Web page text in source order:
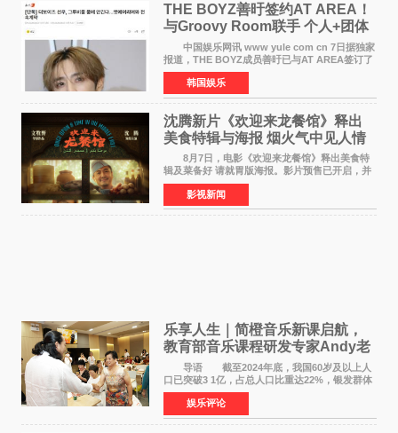
THE BOYZ善旴签约AT AREA！
与Groovy Room联手 个人+团体
活动并行
中国娱乐网讯 www yule com cn 7日据独家
报道，THE BOYZ成员善旴已与AT AREA签订了
专属合约。AT AREA是由知名制作人组合
Groovy Room创立的hip-hop厂牌，旗下拥有多
位实力派音乐人，在韩
韩国娱乐
沈腾新片《欢迎来龙餐馆》释出
美食特辑与海报 烟火气中见人情
温暖
8月7日，电影《欢迎来龙餐馆》释出美食特
辑及菜备好 请就胃版海报。影片预售已开启，并
将于8月8日至10日14:00-21:00举行全国超前点
映。电影《欢迎来龙餐馆》作为战争美食喜剧大
片，讲述了中国
影视新闻
乐享人生｜简橙音乐新课启航，
教育部音乐课程研发专家Andy老
师重磅入驻领航银龄琴声
导语 截至2024年底，我国60岁及以上人
口已突破3 1亿，占总人口比重达22%，银发群体
的精神文化需求日益凸显。2024年1月，国务院办
公厅印发《关于发展银发经济增进老年人福祉的
意见》——这是
娱乐评论